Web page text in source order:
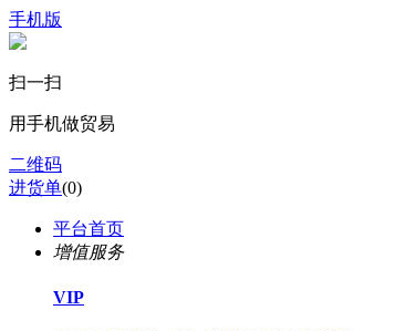
手机版
扫一扫
用手机做贸易
二维码
进货单(0)
平台首页
增值服务
VIP